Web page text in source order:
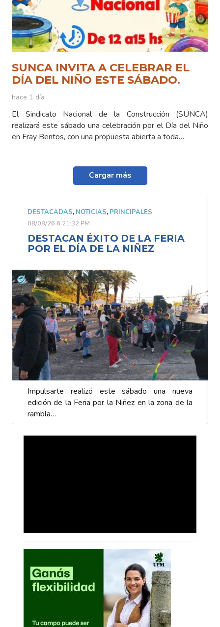
SUNCA INVITA A CELEBRAR EL
DÍA DEL NIÑO ESTE SÁBADO.
hace 1 día
El Sindicato Nacional de la Construcción (SUNCA)
realizará este sábado una celebración por el Día del Niño
en Fray Bentos, con una propuesta abierta a toda…
Cargar más
DESTACADAS, NOTICIAS, PRINCIPALES
08/08/26 6:21:32 PM
DESTACAN ÉXITO DE LA FERIA
POR EL DÍA DE LA NIÑEZ
Impulsarte realizó este sábado una nueva
edición de la Feria por la Niñez en la zona de la
rambla…